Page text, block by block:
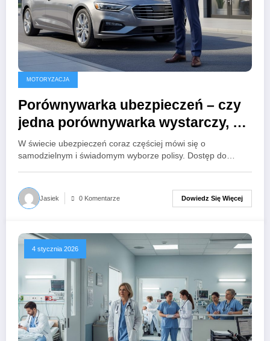
MOTORYZACJA
Porównywarka ubezpieczeń – czy
jedna porównywarka wystarczy, by
wybrać dobrą ofertę?
W świecie ubezpieczeń coraz częściej mówi się o
samodzielnym i świadomym wyborze polisy. Dostęp do…
Jasiek 0 Komentarze Dowiedz Się Więcej
4 stycznia 2026